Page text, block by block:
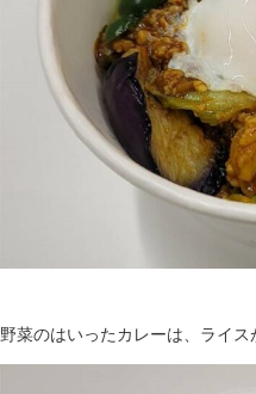
野菜のはいったカレーは、ライス